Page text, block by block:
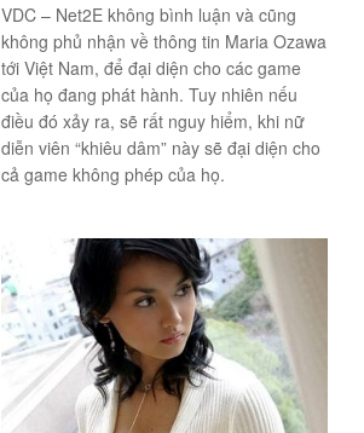
VDC – Net2E không bình luận và cũng
không phủ nhận về thông tin Maria Ozawa
tới Việt Nam, để đại diện cho các game
của họ đang phát hành. Tuy nhiên nếu
điều đó xảy ra, sẽ rất nguy hiểm, khi nữ
diễn viên “khiêu dâm” này sẽ đại diện cho
cả game không phép của họ.